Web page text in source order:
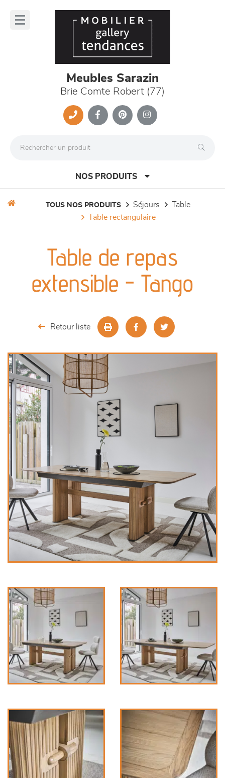
Meubles Sarazin
Brie Comte Robert (77)
NOS PRODUITS
meubles de complément
TOUS NOS PRODUITS séjours
table
table rectangulaire
Table de repas
extensible - Tango
Retour liste